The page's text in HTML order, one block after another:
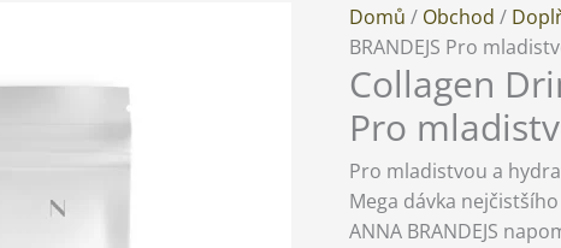
Domů / Obchod /
BRANDEJS Pro
Collagen
Pro
Pro mladistvou a
Mega dávka
ANNA BRANDEJS
Collagen
Drink
Mango
ANNA
BRANDEJS
Pro
mladistvou
a